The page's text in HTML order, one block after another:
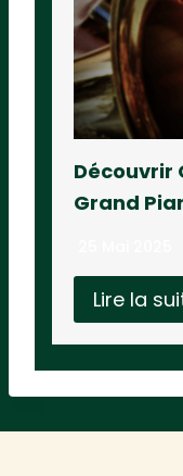
Découvrir
Grand
Lire la